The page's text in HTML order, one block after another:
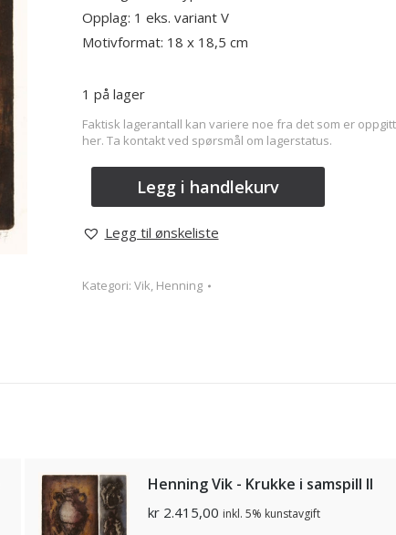
Opplag: 1 eks. variant V
Motivformat: 18 x 18,5 cm
1 på lager
Faktisk lagerantall kan variere noe fra det som er oppgitt
her. Ta kontakt ved spørsmål om lagerstatus.
Legg i handlekurv
Legg til ønskeliste
Kategori: Vik, Henning
Henning Vik - Krukke i samspill II
kr2.415,00 inkl. 5% kunstavgift